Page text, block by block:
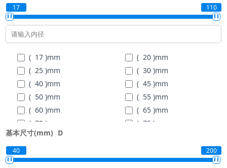
17 110
( 17 )mm ( 20 )mm
( 25 )mm ( 30 )mm
( 40 )mm ( 45 )mm
( 50 )mm ( 55 )mm
( 60 )mm ( 65 )mm
( 70 )
( 75 )
( 80 )mm
( 100 )mm ( 105 )mm
基本尺寸(mm) D
40 200